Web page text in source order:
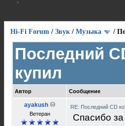
Hi-Fi Forum / Звук / Музыка /
Последний
купил
Автор Сообщение
ayakush
Ветеран
RE: Последний CD
Спасибо